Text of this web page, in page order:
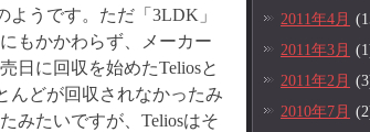
うです。ただ「3LDK」
もかかわらず、メーカー
日に回収を始めたTeliosと
んどが回収されなかったみ
みたいですが、Teliosはそ
2011年4月
2011年3月
2011年2月
2010年7月